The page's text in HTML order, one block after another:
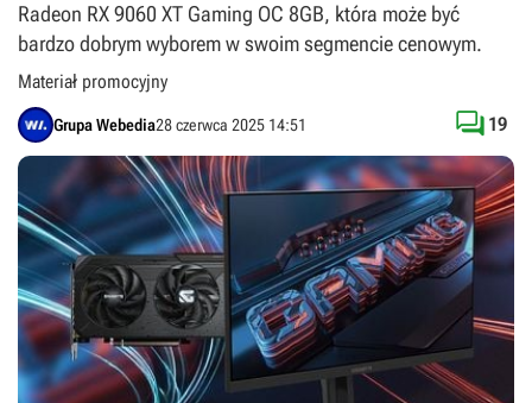
Radeon RX 9060 XT Gaming OC 8GB, która może być
bardzo dobrym wyborem w swoim segmencie cenowym.
Materiał promocyjny
Grupa Webedia28 czerwca 2025 14:51  19